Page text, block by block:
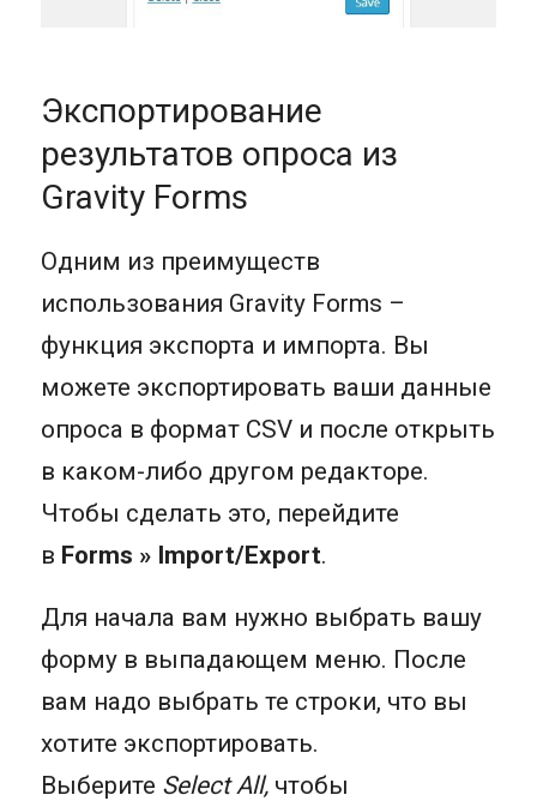
Экспортирование
результатов опроса из
Gravity Forms
Одним из преимуществ
использования Gravity Forms –
функция экспорта и импорта. Вы
можете экспортировать ваши данные
опроса в формат CSV и после открыть
в каком-либо другом редакторе.
Чтобы сделать это, перейдите
в Forms » Import/Export.
Для начала вам нужно выбрать вашу
форму в выпадающем меню. После
вам надо выбрать те строки, что вы
хотите экспортировать.
Выберите Select All, чтобы